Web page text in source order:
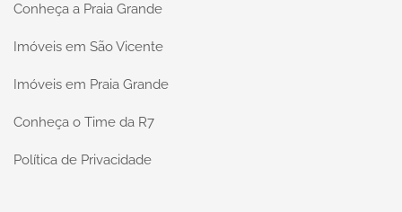
Conheça a Praia Grande
Imóveis em São Vicente
Imóveis em Praia Grande
Conheça o Time da R7
Política de Privacidade